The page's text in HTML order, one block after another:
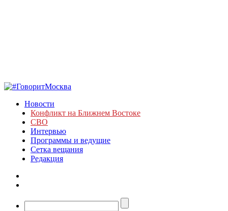
Новости
Конфликт на Ближнем Востоке
СВО
Интервью
Программы и ведущие
Сетка вещания
Редакция